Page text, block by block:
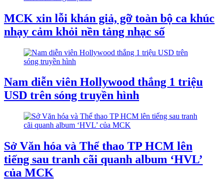
MCK xin lỗi khán giả, gỡ toàn bộ ca khúc
nhạy cảm khỏi nền tảng nhạc số
Nam diễn viên Hollywood thắng 1 triệu
USD trên sóng truyền hình
Sở Văn hóa và Thể thao TP HCM lên
tiếng sau tranh cãi quanh album ‘HVL’
của MCK